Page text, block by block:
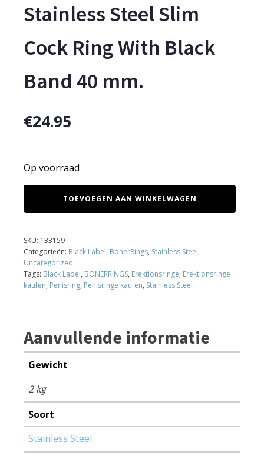
Stainless Steel Slim
Cock Ring With Black
Band 40 mm.
€24.95
Op voorraad
Ring
With
Black
Band
40
TOEVOEGEN AAN WINKELWAGEN
SKU: 133159
Categorieën: Black Label, BonerRings, Stainless Steel,
Uncategorized
Tags: Black Label, BONERRINGS, Erektionsringe, Erektionsringe
kaufen, Penisring, Penisringe kaufen, Stainless Steel
Aanvullende informatie
Gewicht
2 kg
Soort
Stainless Steel